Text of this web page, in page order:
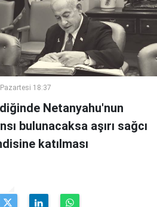
18:37
Netanyahu'nun
bulunacaksa aşırı sağcı
katılması